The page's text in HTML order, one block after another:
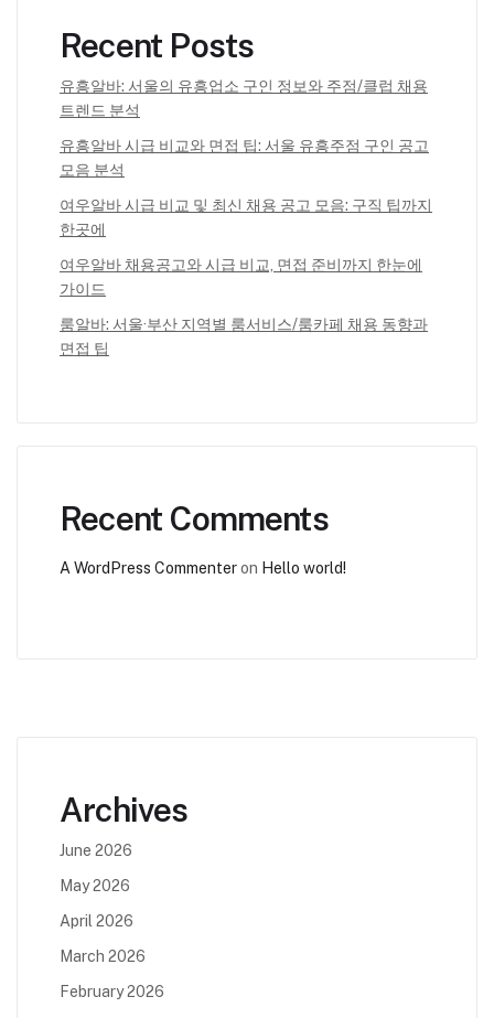
Recent Posts
유흥알바: 서울의 유흥업소 구인 정보와 주점/클럽 채용
트렌드 분석
유흥알바 시급 비교와 면접 팁: 서울 유흥주점 구인 공고
모음 분석
여우알바 시급 비교 및 최신 채용 공고 모음: 구직 팁까지
한곳에
여우알바 채용공고와 시급 비교, 면접 준비까지 한눈에
가이드
룸알바: 서울·부산 지역별 룸서비스/룸카페 채용 동향과
면접 팁
Recent Comments
A WordPress Commenteron Hello world!
Archives
June 2026
May 2026
April 2026
March 2026
February 2026